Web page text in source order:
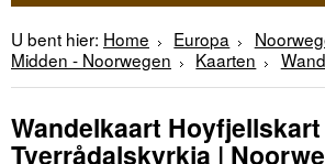
U bent hier: Home Europa
Midden - Noorwegen
Kaarten
Wandelkaart
Tverrådalskyrkja |